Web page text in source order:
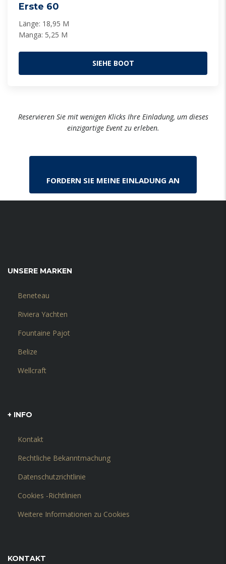
Erste 60
Länge: 18,95 M
Manga: 5,25 M
SIEHE BOOT
Reservieren Sie mit wenigen Klicks Ihre Einladung, um dieses
einzigartige Event zu erleben.
FORDERN SIE MEINE EINLADUNG AN
UNSERE MARKEN
Beneteau
Riviera Yachten
Fountaine Pajot
Belize
Wellcraft
+ INFO
Kontakt
Rechtliche Bekanntmachung
Datenschutzrichtlinie
Cookies -Richtlinien
Weitere Informationen zu Cookies
KONTAKT